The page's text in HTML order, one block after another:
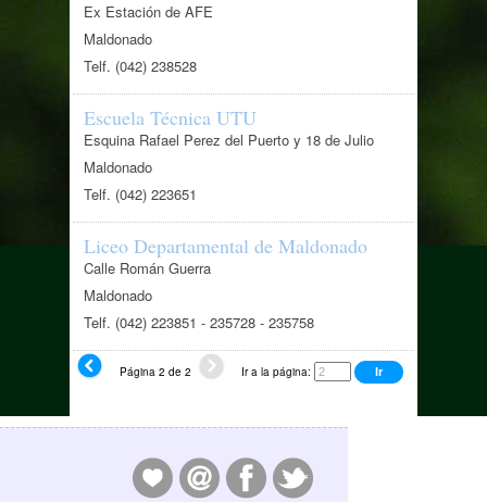
Ex Estación de AFE
Maldonado
Telf. (042) 238528
Escuela Técnica UTU
Esquina Rafael Perez del Puerto y 18 de Julio
Maldonado
Telf. (042) 223651
Liceo Departamental de Maldonado
Calle Román Guerra
Maldonado
Telf. (042) 223851 - 235728 - 235758
Página 2 de 2 Ir a la página: